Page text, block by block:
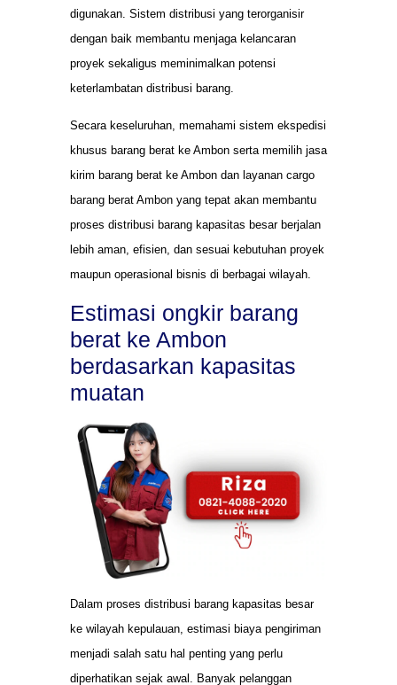
digunakan. Sistem distribusi yang terorganisir
dengan baik membantu menjaga kelancaran
proyek sekaligus meminimalkan potensi
keterlambatan distribusi barang.
Secara keseluruhan, memahami sistem ekspedisi
khusus barang berat ke Ambon serta memilih jasa
kirim barang berat ke Ambon dan layanan cargo
barang berat Ambon yang tepat akan membantu
proses distribusi barang kapasitas besar berjalan
lebih aman, efisien, dan sesuai kebutuhan proyek
maupun operasional bisnis di berbagai wilayah.
Estimasi ongkir barang
berat ke Ambon
berdasarkan kapasitas
muatan
Dalam proses distribusi barang kapasitas besar
ke wilayah kepulauan, estimasi biaya pengiriman
menjadi salah satu hal penting yang perlu
diperhatikan sejak awal. Banyak pelanggan